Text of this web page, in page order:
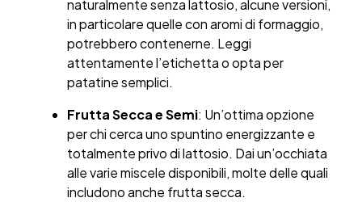
naturalmente senza lattosio, alcune versioni,
in particolare quelle con aromi di formaggio,
potrebbero contenerne. Leggi
attentamente l’etichetta o opta per
patatine semplici.
Frutta Secca e Semi: Un’ottima opzione
per chi cerca uno spuntino energizzante e
totalmente privo di lattosio. Dai un’occhiata
alle varie miscele disponibili, molte delle quali
includono anche frutta secca.